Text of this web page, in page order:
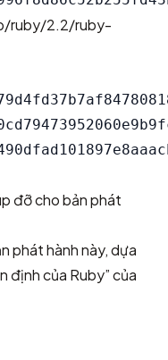
ruby/2.2/ruby-
đỡ cho bản phát
phát hành này, dựa
định của Ruby” của